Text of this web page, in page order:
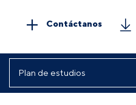
Contáctanos